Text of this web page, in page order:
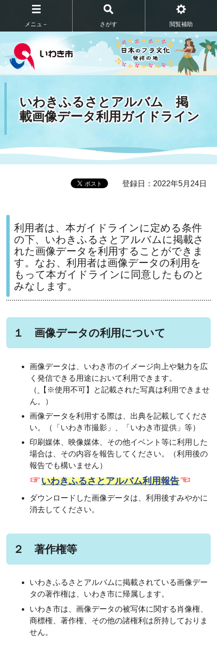
メニュ－ さがす 閲覧補助
いわきふるさとアルバム 掲
載画像データ利用ガイドライン
登録日：2022年5月24日
利用者は、本ガイドラインに定める条件
の下、いわきふるさとアルバムに掲載さ
れた画像データを利用することができま
す。なお、利用者は画像データの利用を
もって本ガイドラインに同意したものと
みなします。
１ 画像データの利用について
画像データは、いわき市のイメージ向上や魅力を広
く発信できる用途において利用できます。
（
【※使用不可】と記載された写真は利用できませ
ん。）
画像データを利用する際は、出典を記載してくださ
い。（「いわき市撮影」、「いわき市提供」等）
印刷媒体、映像媒体、その他イベント等に利用した
場合は、その内容を報告してください。（利用後の
報告でも構いません）
☞いわきふるさとアルバム利用報告☜
ダウンロードした画像データは、利用後すみやかに
消去してください。
２ 著作権等
いわきふるさとアルバムに掲載されている画像デー
タの著作権は、いわき市に帰属します。
いわき市は、画像データの被写体に関する肖像権、
商標権、著作権、その他の諸権利は所持しておりま
せん。